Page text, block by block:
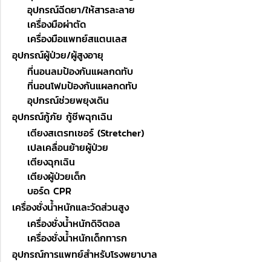
อุปกรณ์ฉีดยา/ให้สารละลาย
เครื่องมือผ่าตัด
เครื่องมือแพทย์สแตนเลส
อุปกรณ์ผู้ป่วย/ผู้สูงอายุ
ที่นอนลมป้องกันแผลกดทับ
ที่นอนโฟมป้องกันแผลกดทับ
อุปกรณ์ช่วยพยุงเดิน
อุปกรณ์กู้ภัย กู้ชีพฉุกเฉิน
เตียงสเตรทเชอร์ (Stretcher)
เปลเคลื่อนย้ายผู้ป่วย
เตียงฉุกเฉิน
เตียงผู้ป่วยเด็ก
บอร์ด CPR
เครื่องชั่งน้ำหนักและวัดส่วนสูง
เครื่องชั่งน้ำหนักดิจิตอล
เครื่องชั่งน้ำหนักเด็กทารก
อุปกรณ์การแพทย์สำหรับโรงพยาบาล